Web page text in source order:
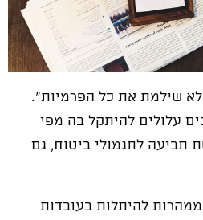
לא שילמת את כל הפרמיות".
עלולים להיתקל בה מפי
תביעה לתגמולי ביטוח, גם
להיתלות בעובדות